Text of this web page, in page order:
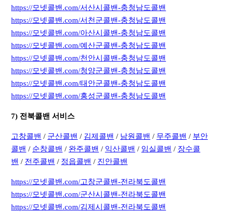
https://모넷콜밴.com/서산시콜밴-충청남도콜밴
https://모넷콜밴.com/서천군콜밴-충청남도콜밴
https://모넷콜밴.com/아산시콜밴-충청남도콜밴
https://모넷콜밴.com/예산군콜밴-충청남도콜밴
https://모넷콜밴.com/천안시콜밴-충청남도콜밴
https://모넷콜밴.com/청양군콜밴-충청남도콜밴
https://모넷콜밴.com/태안군콜밴-충청남도콜밴
https://모넷콜밴.com/홍성군콜밴-충청남도콜밴
7) 전북콜밴 서비스
고창콜밴 / 군산콜밴 / 김제콜밴 / 남원콜밴 / 무주콜밴 / 부안
콜밴 / 순창콜밴 / 완주콜밴 / 익산콜밴 / 임실콜밴 / 장수콜
밴 / 전주콜밴 / 정읍콜밴 / 진안콜밴
https://모넷콜밴.com/고창군콜밴-전라북도콜밴
https://모넷콜밴.com/군산시콜밴-전라북도콜밴
https://모넷콜밴.com/김제시콜밴-전라북도콜밴